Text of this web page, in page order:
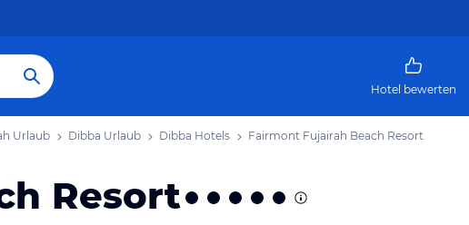
Hotel bewerten
Urlaub Dibba Urlaub Dibba Hotels Fairmont Fujairah Beach Resort
Resort